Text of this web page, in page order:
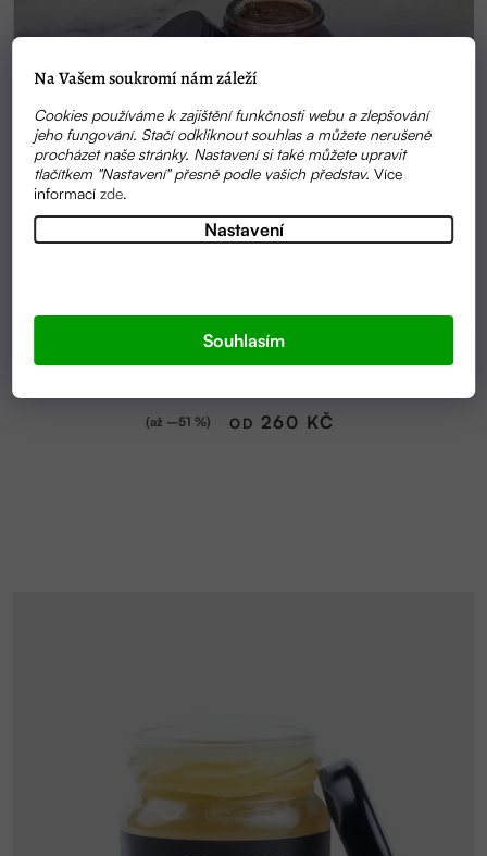
Na Vašem soukromí nám záleží
Cookies používáme k zajištění funkčnosti webu a zlepšování
jeho fungování. Stačí odkliknout souhlas a můžete nerušeně
procházet naše stránky. Nastavení si také můžete upravit
tlačítkem "Nastavení" přesně podle vašich představ.Více
informacízde.
Nastavení
Souhlasím
SKLADEM
OD 260 KČ
(až –51 %)